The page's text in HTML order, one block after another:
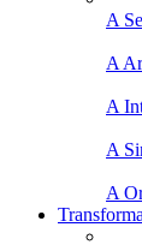
A
A
A
A
A